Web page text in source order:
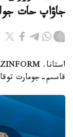
جاۋاپ حات
قاسىم-جومارت